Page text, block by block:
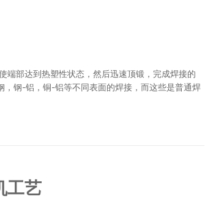
端部达到热塑性状态，然后迅速顶锻，完成焊接的
钢-铝，铜-铝等不同表面的焊接，而这些是普通焊
工艺